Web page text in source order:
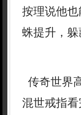
按理说他
蛛提升，
传奇世界
混世戒指